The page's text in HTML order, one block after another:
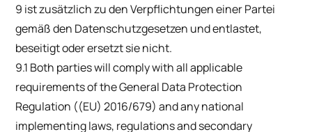
9 ist zusätzlich zu den Verpflichtungen einer Partei
gemäß den Datenschutzgesetzen und entlastet,
beseitigt oder ersetzt sie nicht.
9.1 Both parties will comply with all applicable
requirements of the General Data Protection
Regulation ((EU) 2016/679) and any national
implementing laws, regulations and secondary